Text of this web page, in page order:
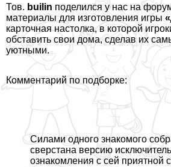
Тов. builin поделился у нас на
материалы для изготовления игры
карточная настолка, в которой
обставить свои дома, сделав их
уютными.
Комментарий по подборке:
Силами одного знакомого
сверстана версию
ознакомления с сей приятной